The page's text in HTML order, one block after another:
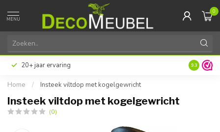
MENU
0
20+ jaar ervaring 9.3
Home / Insteek viltdop met kogelgewricht
Insteek viltdop met kogelgewricht
(0)